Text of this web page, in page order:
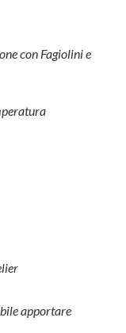
con Fagiolini e
apportare